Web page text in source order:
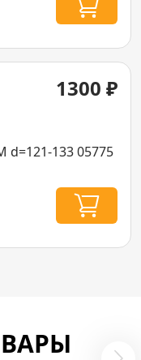
1300 ₽
d=121-133 05775